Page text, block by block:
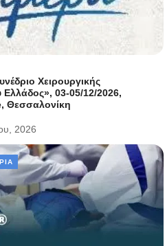
Χειρουργικής
Ελλάδος», 03-05/12/2026,
Θεσσαλονίκη
2026